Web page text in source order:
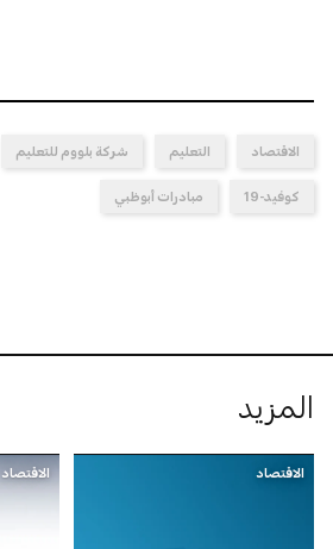
الاقتصاد التعليم شركة بلووم للتعليم
كوفيد-19 مبادرات أبوظبي
المزيد
الاقتصاد الاقتصاد